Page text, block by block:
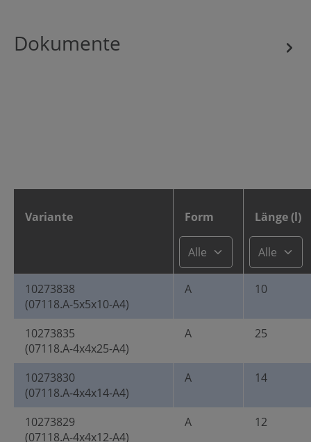
Dokumente
Variante Form Länge (l)
10273838
(07118.A-5x5x10-A4)
A 10
10273835
(07118.A-4x4x25-A4)
A 25
10273830
(07118.A-4x4x14-A4)
A 14
10273829
(07118.A-4x4x12-A4)
A 12